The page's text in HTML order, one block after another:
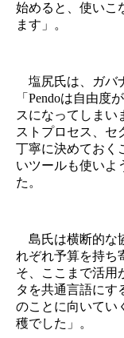
始めると、使いこ
ます」。
塩尻氏は、ガバ
「Pendoは自由度
スになってしまい
ストプロセス、セ
丁寧に決めておく
いツールも使いよ
た。
島氏は横断的な
れぞれ予算を持ち
そ、ここまで活用
タを共通言語にす
のことに向いて
穫でした」。